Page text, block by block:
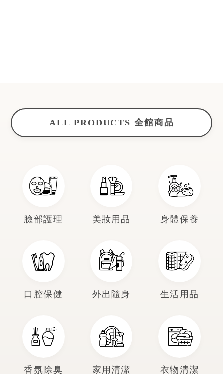
ALL PRODUCTS 全館商品
臉部護理 美妝用品 身體保養
口腔保健 外出隨身 生活用品
香氛除臭 家用清潔 衣物清潔